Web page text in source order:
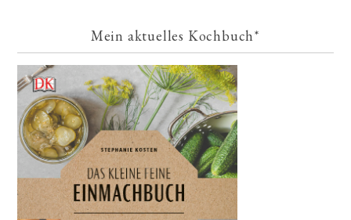
Mein aktuelles Kochbuch*